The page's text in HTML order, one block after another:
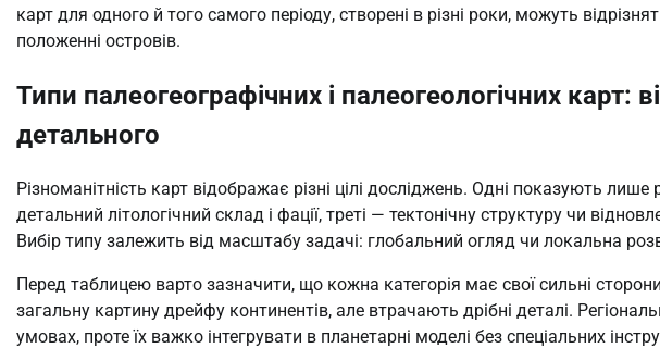
карт для одного й того самого періоду, створені в різні роки, можуть
положенні островів.
Типи палеогеографічних і палеогеологічних карт:
детального
Різноманітність карт відображає різні цілі досліджень. Одні показують
детальний літологічний склад і фації, треті — тектонічну структуру чи
Вибір типу залежить від масштабу задачі: глобальний огляд чи локальна
Перед таблицею варто зазначити, що кожна категорія має свої сильні
загальну картину дрейфу континентів, але втрачають дрібні деталі.
умовах, проте їх важко інтегрувати в планетарні моделі без спеціальних